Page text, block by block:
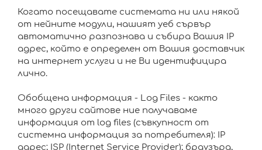
Когато посещавате системата ни или някой
от нейните модули, нашият уеб сървър
автоматично разпознава и събира Вашия IP
адрес, който е определен от Вашия доставчик
на интернет услуги и не Ви идентифицира
лично.
Обобщена информация - Log Files - както
много други сайтове ние получаваме
информация от log files (съвкупност от
системна информация за потребителя): IP
адрес; ISP (Internet Service Provider); браузъра,